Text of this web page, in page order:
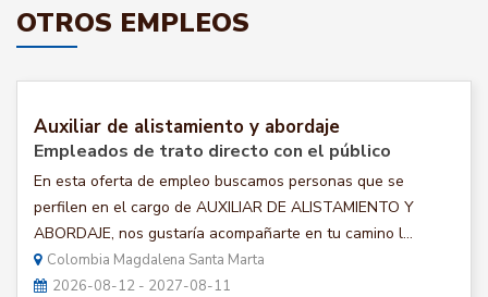
OTROS EMPLEOS
Auxiliar de alistamiento y abordaje
Empleados de trato directo con el público
En esta oferta de empleo buscamos personas que se
perfilen en el cargo de AUXILIAR DE ALISTAMIENTO Y
ABORDAJE, nos gustaría acompañarte en tu camino l...
Colombia Magdalena Santa Marta
2026-08-12 - 2027-08-11